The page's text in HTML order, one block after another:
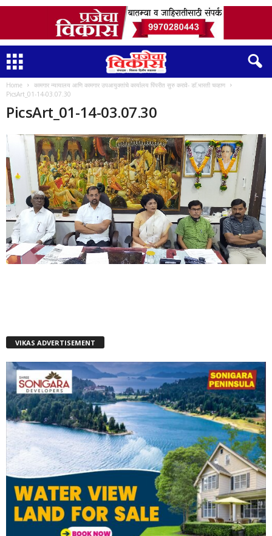
Home
कामगार न्यायालय आणि कामगार उपआयुक्तांचे कार्यालय पिंपरीत सुरु करावे- डाॅ.भारती चव्हाण
PicsArt_01-14-03.07.30
PicsArt_01-14-03.07.30
VIKAS ADVERTISEMENT